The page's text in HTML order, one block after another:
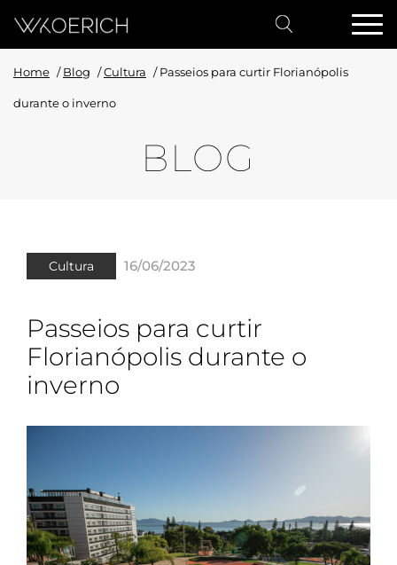
Home /Blog /Cultura /Passeios para curtir Florianópolis
durante o inverno
BLOG
Cultura 16/06/2023
Passeios para curtir
Florianópolis durante o
inverno